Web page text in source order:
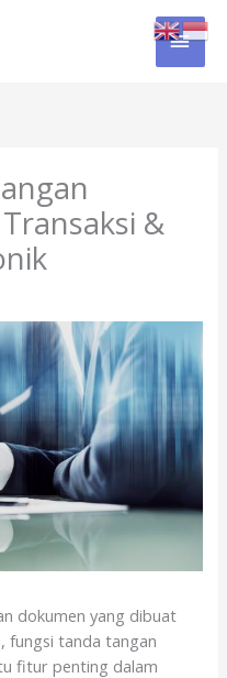
&
dokumen yang dibuat
fungsi tanda tangan
fitur penting dalam